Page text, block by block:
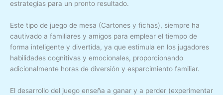
estrategias para un pronto resultado.
Este tipo de juego de mesa (Cartones y fichas), siempre ha
cautivado a familiares y amigos para emplear el tiempo de
forma inteligente y divertida, ya que estimula en los jugadores
habilidades cognitivas y emocionales, proporcionando
adicionalmente horas de diversión y esparcimiento familiar.
El desarrollo del juego enseña a ganar y a perder (experimentar